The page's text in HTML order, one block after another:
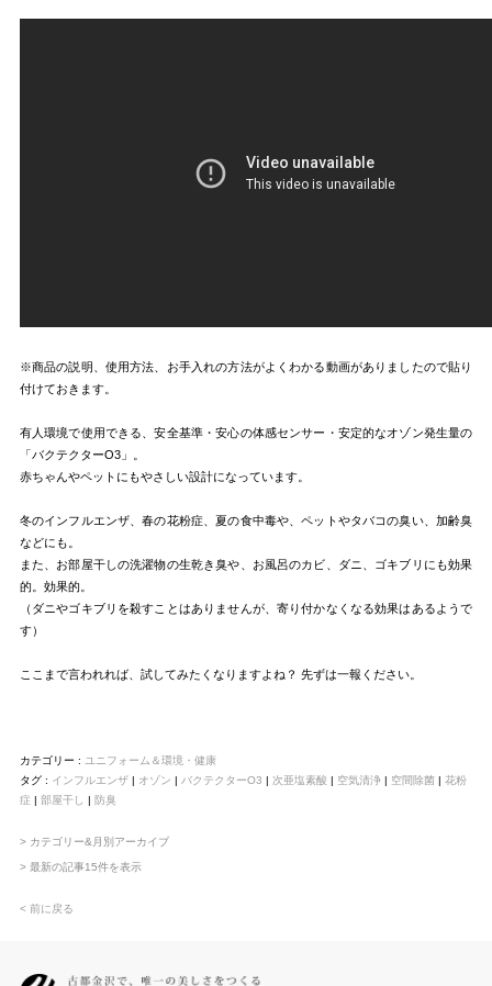
※商品の説明、使用方法、お手入れの方法がよくわかる動画がありましたので貼り
付けておきます。
有人環境で使用できる、安全基準・安心の体感センサー・安定的なオゾン発生量の
「バクテクターO3」。
赤ちゃんやペットにもやさしい設計になっています。
冬のインフルエンザ、春の花粉症、夏の食中毒や、ペットやタバコの臭い、加齢臭
などにも。
また、お部屋干しの洗濯物の生乾き臭や、お風呂のカビ、ダニ、ゴキブリにも効果
的。効果的。
（ダニやゴキブリを殺すことはありませんが、寄り付かなくなる効果はあるようで
す）
ここまで言われれば、試してみたくなりますよね？ 先ずは一報ください。
カテゴリー : ユニフォーム＆環境・健康
タグ : インフルエンザ| オゾン | バクテクターO3 | 次亜塩素酸 | 空気清浄| 空間除菌| 花粉
症 | 部屋干し | 防臭
> カテゴリー&月別アーカイブ
> 最新の記事15件を表示
< 前に戻る